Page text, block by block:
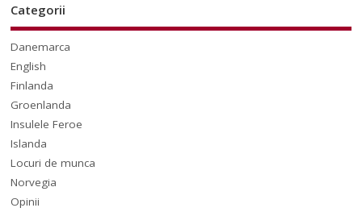
Categorii
Danemarca
English
Finlanda
Groenlanda
Insulele Feroe
Islanda
Locuri de munca
Norvegia
Opinii